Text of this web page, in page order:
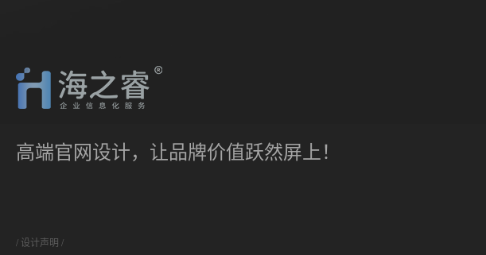
高端官网设计，让品牌价值跃然屏上！
设计声明